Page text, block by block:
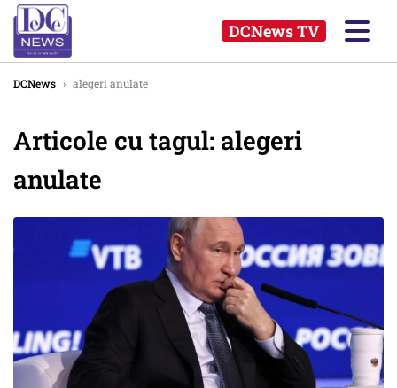
DCNews TV
DCNews › alegeri anulate
Articole cu tagul: alegeri
anulate